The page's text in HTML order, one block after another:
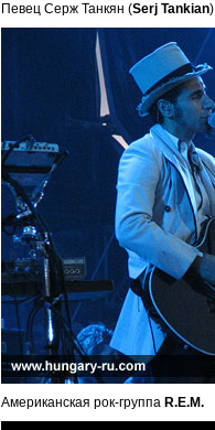
Певец Серж Танкян (Serj Tankian)
Американская рок-группа R.E.M.